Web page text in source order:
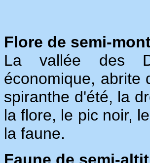
Flore de semi-
La vallée des
économique, abrite
spiranthe d'été, la
la flore, le pic noir,
la faune.